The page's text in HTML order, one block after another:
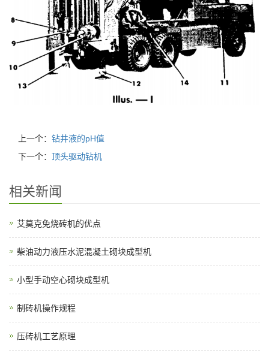
上一个： 钻井液的pH值
下一个： 顶头驱动钻机
相关新闻
艾莫克免烧砖机的优点
柴油动力液压水泥混凝土砌块成型机
小型手动空心砌块成型机
制砖机操作规程
压砖机工艺原理